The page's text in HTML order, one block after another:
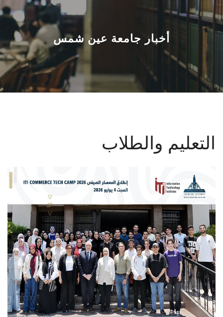
عن الجامعة
القطاعـات
الشئون الأكاديمية
البحث العلمي
الأنظمة الذكية
تواصل معنا
الطلاب
هيئة التدريس
الدراسات العليا
أخبار جامعة عين شمس
التعليم والطلاب